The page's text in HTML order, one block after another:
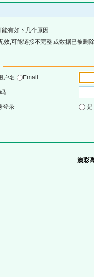
有如下几个原因:
效,可能链接不完整,或数据已被删
户名
Email
登录
澳彩